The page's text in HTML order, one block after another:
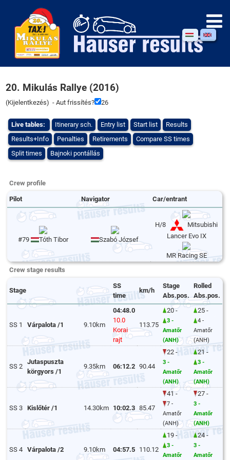
20. Mikulás Rallye (2016)
(Kijelentkezés) - Aut frissítés? 26
Live tables: Itinerary sch. Entry list Start list
Results
Results+Info
Penalties Retirements
Compare SS times
Split times
Bajnoki pontállás
Crew profile
Pilot Navigator Car/entrant
#79 Tóth Tibor Szabó József
H/8
Mitsubishi
Lancer Evo IX
MR Racing SE
Crew stage results
Stage
SS
time
km/h
Stage
Abs.pos.
Rolled
Abs.pos.
SS 1 Várpalota /1 9.10km
04:48.0
10.0
Korai
rajt
113.75
20 -
3 -
Amatőr
(ANH)
25 -
4 -
Amatőr
(ANH)
SS 2
Jutaspuszta
körgyors /1
9.35km 06:12.2 90.44
22 -
3 -
Amatőr
(ANH)
21 -
3 -
Amatőr
(ANH)
SS 3 Kislőtér /1 14.30km 10:02.3 85.47
41 -
7 -
Amatőr
(ANH)
27 -
3 -
Amatőr
(ANH)
SS 4 Várpalota /2 9.10km 04:57.5 110.12
19 -
3 -
Amatőr
24 -
3 -
Amatőr